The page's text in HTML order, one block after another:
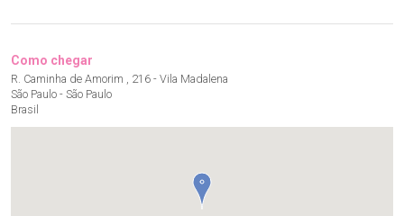
Como chegar
R. Caminha de Amorim , 216 - Vila Madalena
São Paulo - São Paulo
Brasil